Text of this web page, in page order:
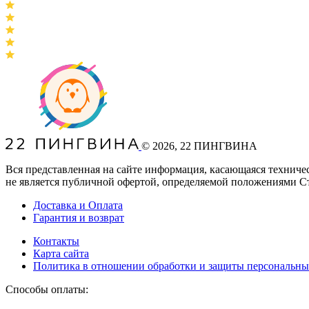
© 2026, 22 ПИНГВИНА
Вся представленная на сайте информация, касающаяся
не является публичной офертой, определяемой положениями
Доставка и Оплата
Гарантия и возврат
Контакты
Карта сайта
Политика в отношении обработки и защиты
Способы оплаты: